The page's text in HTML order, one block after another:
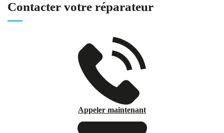
Contacter votre réparateur
Appeler maintenant